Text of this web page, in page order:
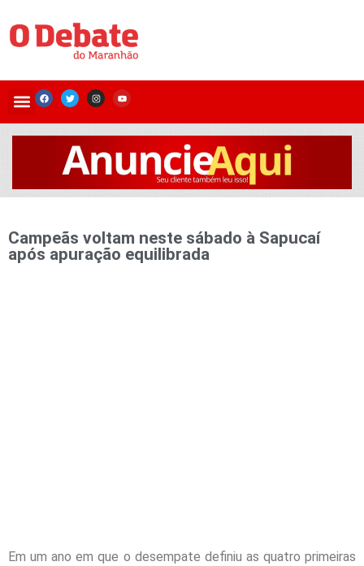
Campeãs voltam neste sábado à Sapucaí
após apuração equilibrada
Em um ano em que o desempate definiu as quatro primeiras